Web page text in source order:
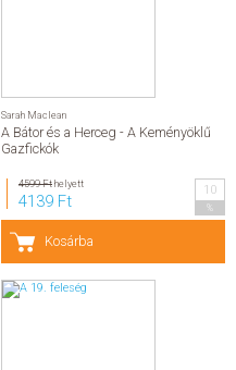
Sarah Maclean
A Bátor és a Herceg - A Keményöklű
Gazfickók
4599 Fthelyett
4139 Ft
10
Kosárba